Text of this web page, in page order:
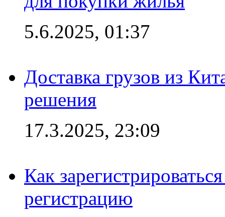
5.6.2025, 01:37
Доставка грузов из
решения
17.3.2025, 23:09
Как
регистрацию